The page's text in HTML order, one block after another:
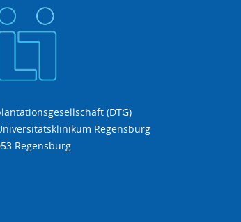
(DTG)
Regensburg
Regensburg